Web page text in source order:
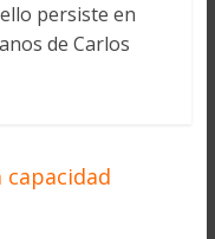
persiste en
de Carlos
capacidad